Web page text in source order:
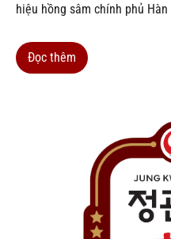
hiệu hồng sâm chính phủ
Jang là gì?...
Đọc thêm